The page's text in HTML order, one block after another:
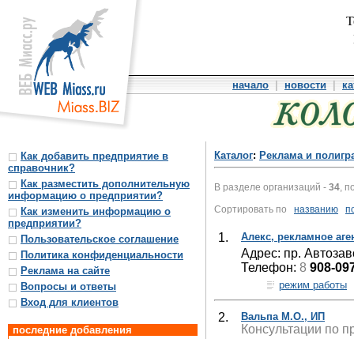
начало новости
Как добавить предприятие в
справочник?
Как разместить дополнительную
информацию о предприятии?
Как изменить информацию о
предприятии?
Пользовательское соглашение
Политика конфиденциальности
Реклама на сайте
Вопросы и ответы
Вход для клиентов
последние добавления
Каталог: Реклама и
В разделе организаций - 34 ,
Сортировать по названию
1. Алекс, рекламное
Адрес: пр.
Телефон: 8 908-
режим работы
2. Вальпа М.О., ИП
Консультации по